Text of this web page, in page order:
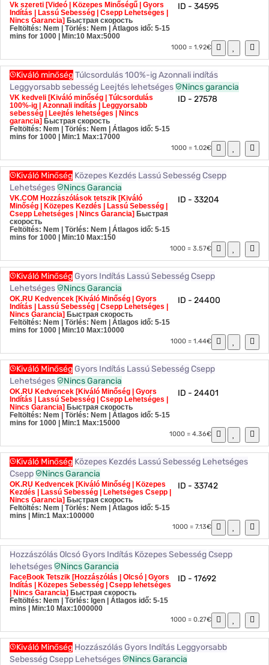
Vk szereti [Videó | Közepes Minőségű | Gyors
Indítás | Lassú Sebesség | Csepp Lehetséges |
Nincs Garancia] Быстрая скорость
Feltöltés: Nem | Törlés: Nem | Átlagos idő: 5-15
mins for 1000
| Min:10 Max:5000
ID - 34595
1000 = 1.92€
Kiváló minőségTúlcsordulás 100%-igAzonnali indítás
Leggyorsabb sebesség Leejtés lehetséges Nincs garancia
VK kedveli [Kiváló minőség | Túlcsordulás
100%-ig | Azonnali indítás | Leggyorsabb
sebesség | Leejtés lehetséges | Nincs
garancia] Быстрая скорость
Feltöltés: Nem | Törlés: Nem | Átlagos idő: 5-15
mins for 1000
| Min:1 Max:17000
ID - 27578
1000 = 1.02€
Kiváló Minőség Közepes Kezdés Lassú Sebesség Csepp
Lehetséges
Nincs Garancia
VK.COM Hozzászólások tetszik [Kiváló
Minőség | Közepes Kezdés | Lassú Sebesség |
Csepp Lehetséges | Nincs Garancia] Быстрая
скорость
Feltöltés: Nem | Törlés: Nem | Átlagos idő: 5-15
mins for 1000
| Min:10 Max:150
ID - 33204
1000 = 3.57€
Kiváló Minőség Gyors Indítás Lassú Sebesség Csepp
Lehetséges
Nincs Garancia
OK.RU Kedvencek [Kiváló Minőség | Gyors
Indítás | Lassú Sebesség | Csepp Lehetséges |
Nincs Garancia] Быстрая скорость
Feltöltés: Nem | Törlés: Nem | Átlagos idő: 5-15
mins for 1000
| Min:10 Max:10000
ID - 24400
1000 = 1.44€
Kiváló Minőség Gyors Indítás Lassú Sebesség Csepp
Lehetséges
Nincs Garancia
OK.RU Kedvencek [Kiváló Minőség | Gyors
Indítás | Lassú Sebesség | Csepp Lehetséges |
Nincs Garancia] Быстрая скорость
Feltöltés: Nem | Törlés: Nem | Átlagos idő: 5-15
mins for 1000
| Min:1 Max:15000
ID - 24401
1000 = 4.36€
Kiváló Minőség Közepes Kezdés Lassú Sebesség Lehetséges
Csepp
Nincs Garancia
OK.RU Kedvencek [Kiváló Minőség | Közepes
Kezdés | Lassú Sebesség | Lehetséges Csepp |
Nincs Garancia] Быстрая скорость
Feltöltés: Nem | Törlés: Nem | Átlagos idő: 5-15
mins
| Min:1 Max:100000
ID - 33742
1000 = 7.13€
Hozzászólás Olcsó Gyors Indítás Közepes Sebesség Csepp
lehetséges
Nincs Garancia
FaceBook Tetszik [Hozzászólás | Olcsó | Gyors
Indítás | Közepes Sebesség | Csepp lehetséges
| Nincs Garancia] Быстрая скорость
Feltöltés: Nem | Törlés: Igen | Átlagos idő: 5-15
mins
| Min:10 Max:1000000
ID - 17692
1000 = 0.27€
Kiváló Minőség Hozzászólás Gyors Indítás Leggyorsabb
Sebesség Csepp Lehetséges Nincs Garancia